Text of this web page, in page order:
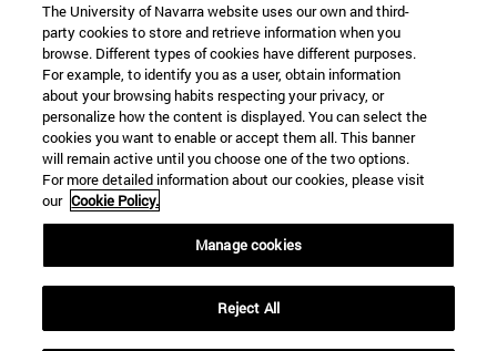
TFNO +34 948 42 56 00
¿QUÉ GRADO TE INTERESA?
¿QUÉ MÁSTER TE INTERESA?
© Universidad de Navarra
Información legal
Accesibilidad
Configuración de cookies
The University of Navarra website uses our own and third-
party cookies to store and retrieve information when you
browse. Different types of cookies have different purposes.
For example, to identify you as a user, obtain information
about your browsing habits respecting your privacy, or
personalize how the content is displayed. You can select the
cookies you want to enable or accept them all. This banner
will remain active until you choose one of the two options.
For more detailed information about our cookies, please visit
our Cookie Policy.
Manage cookies
Reject All